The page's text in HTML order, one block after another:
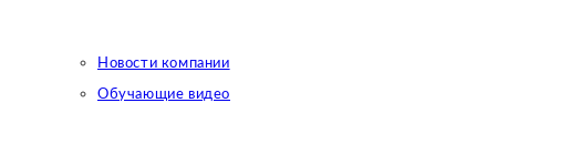
Новости компании
Обучающие видео